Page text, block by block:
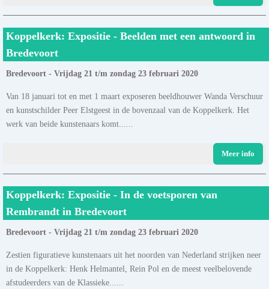
Koppelkerk: Expositie - Beelden met een antwoord in
Bredevoort
Bredevoort - Vrijdag 21 t/m zondag 23 februari 2020
Van 18 januari tot en met 1 maart exposeren beeldhouwer Wanda Verschuur
en kunstschilder Peer Elstgeest in de bovenzaal van de Koppelkerk. Het
werk van beide kunstenaars komt......
Meer info
Koppelkerk: Expositie - In de voetsporen van
Rembrandt in Bredevoort
Bredevoort - Vrijdag 21 t/m zondag 23 februari 2020
Zestien figuratieve kunstenaars uit het noorden van Nederland strijken neer
in de Koppelkerk: Henk Helmantel, Rein Pol en de meest veelbelovende
afstudeerders van de Klassieke......